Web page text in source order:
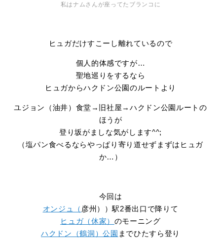
私はナムさんが座ってたブランコに
ヒュガだけすこーし離れているので
個人的体感ですが…
聖地巡りをするなら
ヒュガからハクドン公園のルートより
ユジョン（油井）食堂→旧社屋→ハクドン公園ルートの
ほうが
登り坂がましな気がします^^;
（塩パン食べるならやっぱり寄り道せずまずはヒュガ
か…）
今回は
オンジュ（ 彦州））駅2番出口で降りて
ヒュガ（休家） のモーニング
ハクドン（鶴洞）公園 までひたすら登り